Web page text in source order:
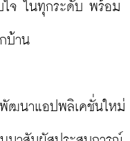
ใจ ในทุกระดับ พร้อม
บ้าน
พัฒนาแอปพลิเคชั่นใหม่